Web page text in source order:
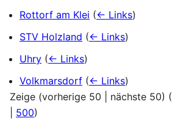
Rottorf am Klei (← Links)
STV Holzland (← Links)
Uhry (← Links)
Volkmarsdorf (← Links)
Zeige (vorherige 50 nächste 50) (
500)